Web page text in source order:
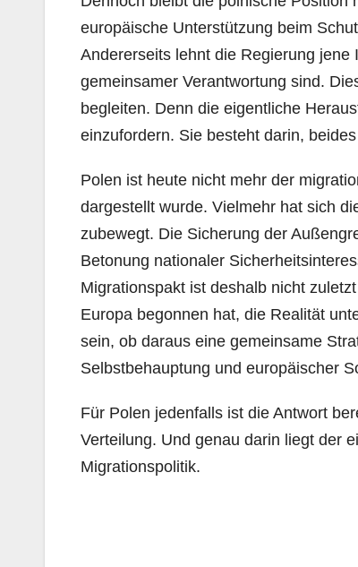
europäische Unterstützung beim
Andererseits lehnt die Regierung
gemeinsamer Verantwortung sind.
begleiten. Denn die eigentliche
einzufordern. Sie besteht darin,
Polen ist heute nicht mehr der
dargestellt wurde. Vielmehr hat sich
zubewegt. Die Sicherung der
Betonung nationaler
Migrationspakt ist deshalb nicht
Europa begonnen hat, die Realität
sein, ob daraus eine gemeinsame
Selbstbehauptung und europäischer
Für Polen jedenfalls ist die Antwort
Verteilung. Und genau darin liegt der
Migrationspolitik.